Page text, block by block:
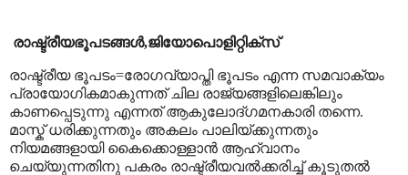
രാഷ്ട്രീയഭൂപടങ്ങൾ,ജിയോപൊളിറ്റിക്സ്
രാഷ്ട്രീയ ഭൂപടം=രോഗവ്യാപ്തി ഭൂപടം എന്ന സമവാക്യം
പ്രായോഗികമാകുന്നത് ചില രാജ്യങ്ങളിലെങ്കിലും
കാണപ്പെടുന്നു എന്നത് ആകുലോദ്ഗമനകാരി തന്നെ.
മാസ്ക് ധരിക്കുന്നതും അകലം പാലിയ്ക്കുന്നതും
നിയമങ്ങളായി കൈക്കൊള്ളാൻ ആഹ്വാനം
ചെയ്യുന്നതിനു പകരം രാഷ്ട്രീയവൽക്കരിച്ച് കൂടുതൽ